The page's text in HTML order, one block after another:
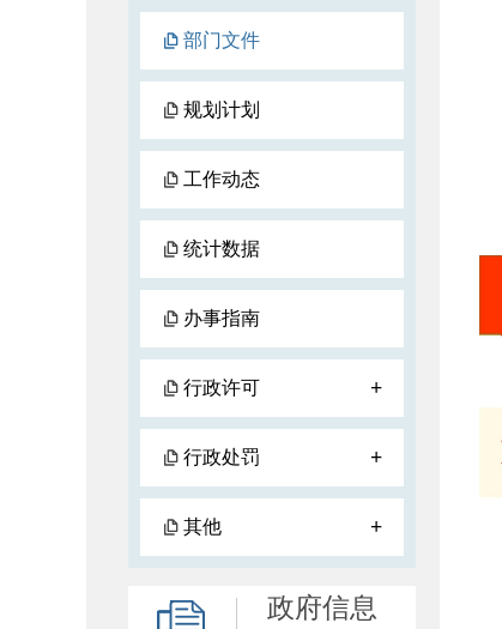
部门文件
规划计划
工作动态
统计数据
办事指南
行政许可 +
行政处罚 +
其他 +
政府信息